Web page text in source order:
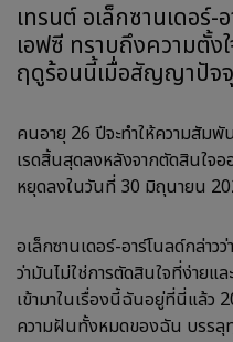
เทรนต์ อเล็กซานเดอร์-อาร์โนลด์ ได้แจ้งให้ลิเวอร์พูล
เอฟซี ทราบถึงความตั้ง
ฤดูร้อนนี้เมื่อสัญญาปัจ
คนอายุ 26 ปีจะทำให้ความสัม
เรดสิ้นสุดลงหลังจากตัดสินใจ
หยุดลงในวันที่ 30 มิถุนายน
อเล็กซานเดอร์-อาร์โนลด์กล่า
ว่ามันไม่ใช่การตัดสินใจที่ง่ายแ
เข้ามาในเรื่องนี้ฉันอยู่ที่นี่แล้ว
ความฝันทั้งหมดของฉัน บรร